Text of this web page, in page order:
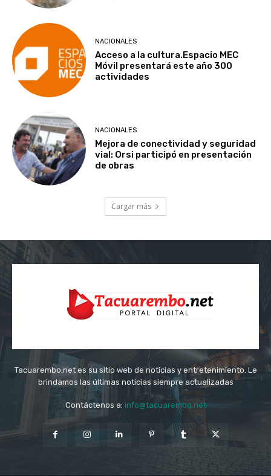
NACIONALES
Acceso a la cultura.Espacio MEC
Móvil presentará este año 300
actividades
NACIONALES
Mejora de conectividad y seguridad
vial: Orsi participó en presentación
de obras
Cargar más
Tacuarembo.net es su sitio web de noticias y entretenimiento. Le
brindamos las últimas noticias siempre actualizadas
Contáctenos a: info@tacuarembo.net